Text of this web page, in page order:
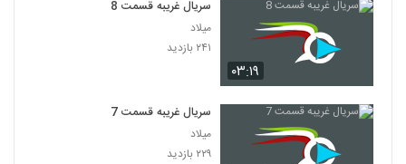
۰۳:۱۹
سریال غریبه قسمت 8
میلاد
۲۴۱ بازدید
سریال غریبه قسمت 7
میلاد
۲۲۹ بازدید